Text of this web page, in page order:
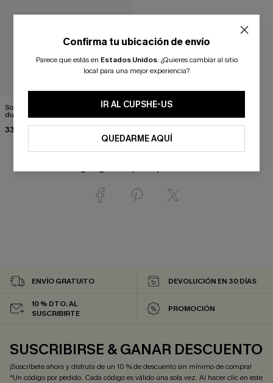
Sombrero de paja con margaritas
dulces
33,90 €
Confirma tu ubicación de envío
Parece que estás en Estados Unidos. ¿Quieres cambiar al sitio
local para una mejor experiencia?
IR AL CUPSHE-US
QUEDARME AQUÍ
ENVÍO GRATUITO DEVOLUCIÓN EN 30 DÍAS
10 % DTO. AL
SUSCRIBIRTE
PROMOCIÓN
SUSCRIBIRSE & GANAR DESCUENTO
¡Suscríbete ahora y disfruta de un 10 % de descuento sin mínimo de compra!
*Un código por pedido. Cada código es válido una sola vez. Al hacer clic en este